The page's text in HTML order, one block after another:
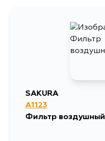
SAKURA
A1123
Фильтр воздушный